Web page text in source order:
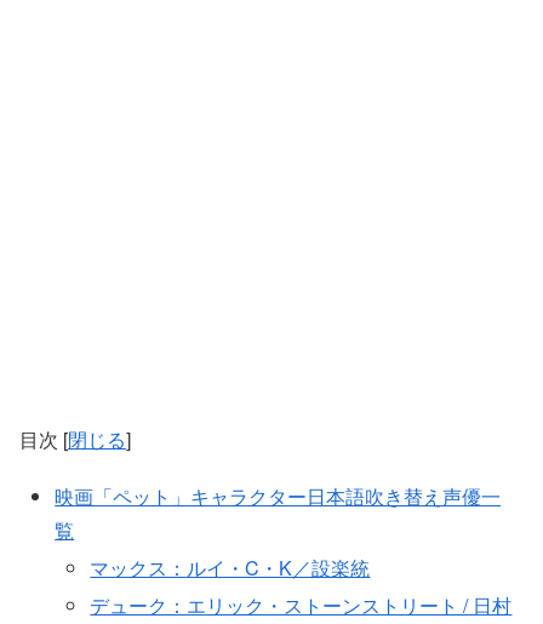
目次 [閉じる]
映画「ペット」キャラクター日本語吹き替え声優一
覧
マックス：ルイ・C・K／設楽統
デューク：エリック・ストーンストリート / 日村